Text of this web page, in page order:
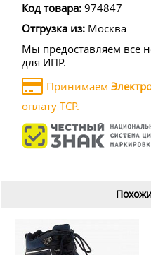
Код товара: 974847
Отгрузка из: Москва
Мы предоставляем все
для ИПР.
Принимаем
оплату ТСР.